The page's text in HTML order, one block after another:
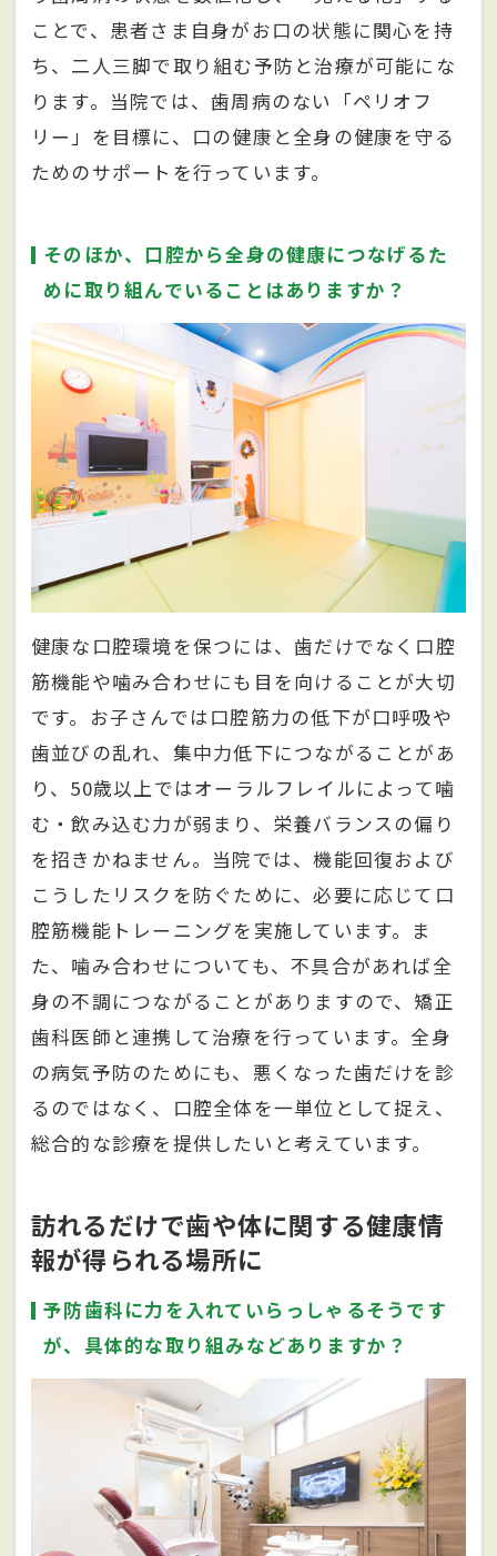
ことで、患者さま自身がお口の状態に関心を持
ち、二人三脚で取り組む予防と治療が可能にな
ります。当院では、歯周病のない「ペリオフ
リー」を目標に、口の健康と全身の健康を守る
ためのサポートを行っています。
そのほか、口腔から全身の健康につなげるた
めに取り組んでいることはありますか？
健康な口腔環境を保つには、歯だけでなく口腔
筋機能や噛み合わせにも目を向けることが大切
です。お子さんでは口腔筋力の低下が口呼吸や
歯並びの乱れ、集中力低下につながることがあ
り、50歳以上ではオーラルフレイルによって噛
む・飲み込む力が弱まり、栄養バランスの偏り
を招きかねません。当院では、機能回復および
こうしたリスクを防ぐために、必要に応じて口
腔筋機能トレーニングを実施しています。ま
た、噛み合わせについても、不具合があれば全
身の不調につながることがありますので、矯正
歯科医師と連携して治療を行っています。全身
の病気予防のためにも、悪くなった歯だけを診
るのではなく、口腔全体を一単位として捉え、
総合的な診療を提供したいと考えています。
訪れるだけで歯や体に関する健康情
報が得られる場所に
予防歯科に力を入れていらっしゃるそうです
が、具体的な取り組みなどありますか？